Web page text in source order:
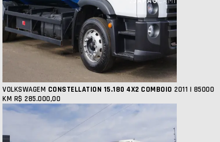
VOLKSWAGEM CONSTELLATION 15.180 4X2 COMBOIO 2011 | 85000
KM R$ 285.000,00